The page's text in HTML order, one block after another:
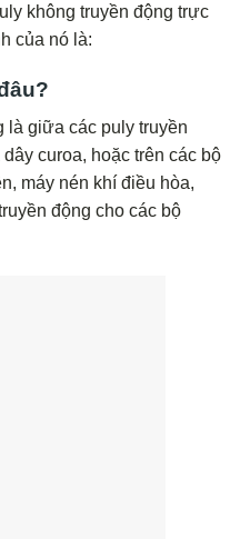
không truyền động trực
của nó là:
là giữa các puly truyền
curoa, hoặc trên các bộ
máy nén khí điều hòa,
động cho các bộ